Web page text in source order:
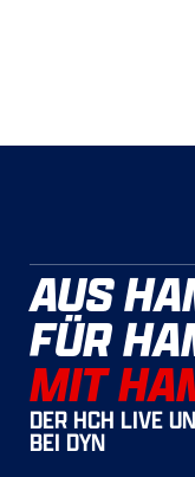
AUS
FÜR
MIT
DER HCH LIVE
BEI DYN